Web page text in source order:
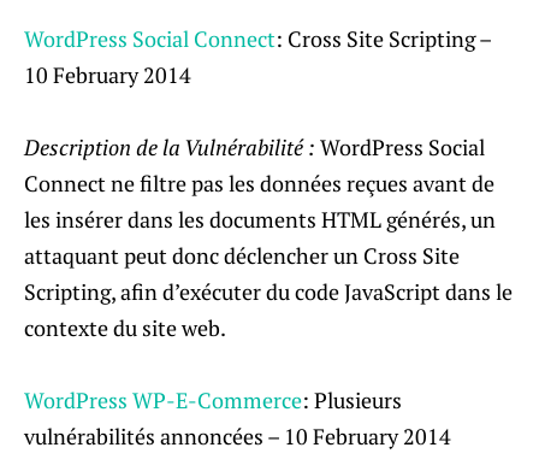
WordPress Social Connect: Cross Site Scripting –
10 February 2014
Description de la Vulnérabilité : WordPress Social
Connect ne filtre pas les données reçues avant de
les insérer dans les documents HTML générés, un
attaquant peut donc déclencher un Cross Site
Scripting, afin d’exécuter du code JavaScript dans le
contexte du site web.
WordPress WP-E-Commerce: Plusieurs
vulnérabilités annoncées – 10 February 2014